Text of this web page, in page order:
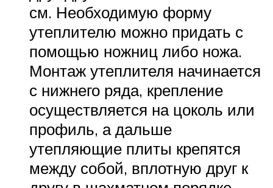
см. Необходимую форму
утеплителю можно придать с
помощью ножниц либо ножа.
Монтаж утеплителя начинается
с нижнего ряда, крепление
осуществляется на цоколь или
профиль, а дальше
утепляющие плиты крепятся
между собой, вплотную друг к